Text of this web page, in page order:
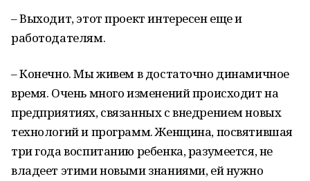
– Выходит, этот проект интересен еще и
работодателям.
– Конечно. Мы живем в достаточно динамичное
время. Очень много изменений происходит на
предприятиях, связанных с внедрением новых
технологий и программ. Женщина, посвятившая
три года воспитанию ребенка, разумеется, не
владеет этими новыми знаниями, ей нужно